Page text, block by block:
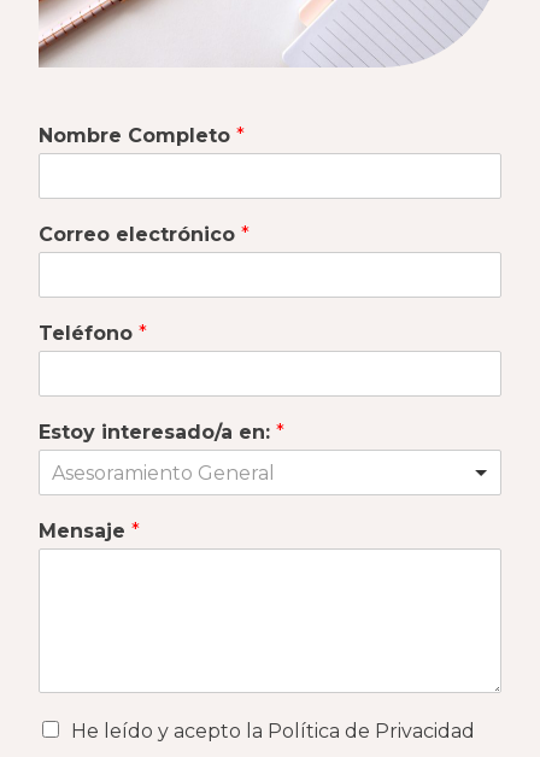
Nombre Completo*
Correo electrónico*
Teléfono*
Estoy interesado/a en:*
Asesoramiento General
Mensaje*
He leído y acepto la Política de Privacidad